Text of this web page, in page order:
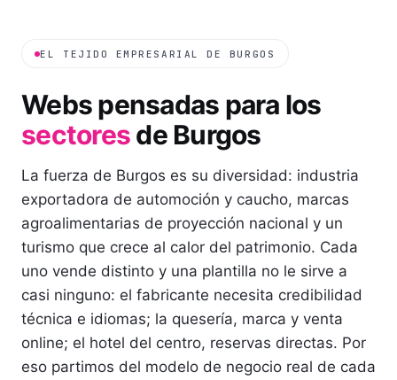
EL TEJIDO EMPRESARIAL DE BURGOS
Webs pensadas para los
sectoresdeBurgos
La fuerza de Burgos es su diversidad: industria
exportadora de automoción y caucho, marcas
agroalimentarias de proyección nacional y un
turismo que crece al calor del patrimonio. Cada
uno vende distinto y una plantilla no le sirve a
casi ninguno: el fabricante necesita credibilidad
técnica e idiomas; la quesería, marca y venta
online; el hotel del centro, reservas directas. Por
eso partimos del modelo de negocio real de cada